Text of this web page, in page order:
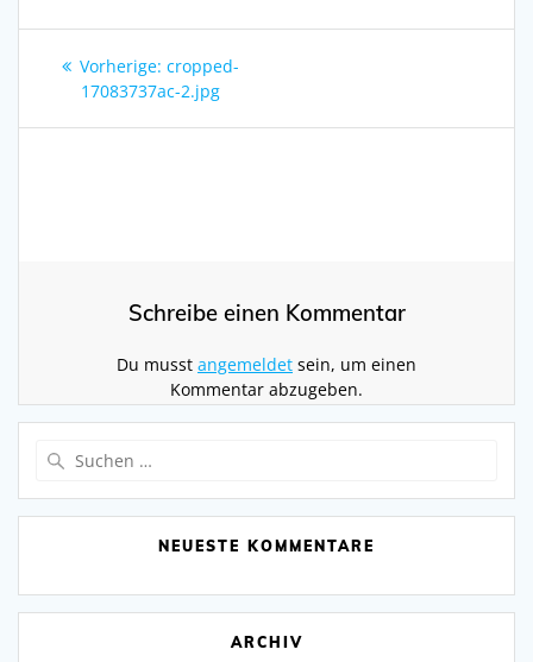
Beitragsnavigation
Vorherige: Vorheriger
Beitrag:
cropped-
17083737ac-2.jpg
Schreibe einen Kommentar
Du musst angemeldet sein, um einen
Kommentar abzugeben.
NEUESTE KOMMENTARE
ARCHIV